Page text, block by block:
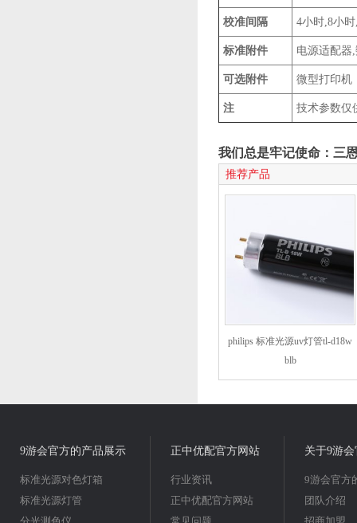
校准间隔 4小时,8小
标准附件 电源适配器
可选附件 微型打印机
注 技术参数仅
我们总是牢记使命：三
推荐产品
philips 标准光源uv灯管tl-d18w
blb
9游会官方的产品展示
标准光源对色灯箱
标准光源灯管
正中优配官方网站
行业资讯
正中优配官方网站
关于9游
9游会官方
团队介绍